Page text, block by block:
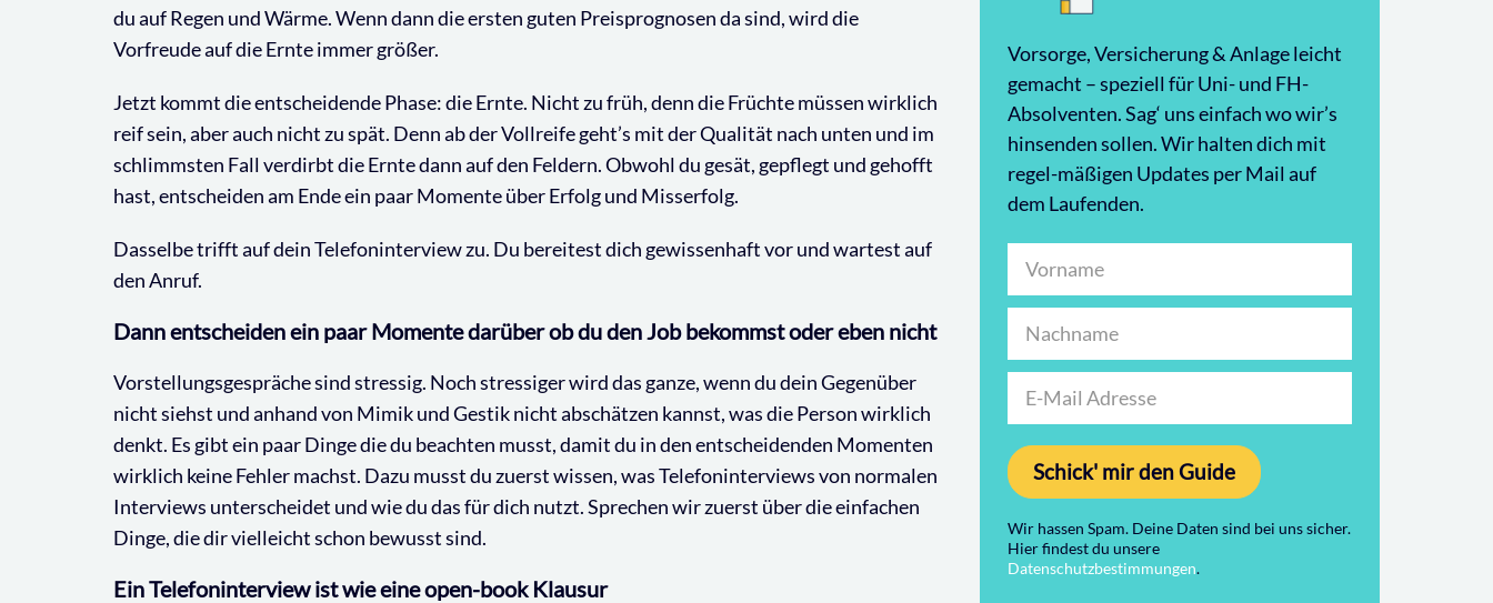
du auf Regen und Wärme. Wenn dann die ersten guten Preisprognosen da sind, wird die
Vorfreude auf die Ernte immer größer.
Jetzt kommt die entscheidende Phase: die Ernte. Nicht zu früh, denn die Früchte müssen wirklich
reif sein, aber auch nicht zu spät. Denn ab der Vollreife geht’s mit der Qualität nach unten und im
schlimmsten Fall verdirbt die Ernte dann auf den Feldern. Obwohl du gesät, gepflegt und gehofft
hast, entscheiden am Ende ein paar Momente über Erfolg und Misserfolg.
Dasselbe trifft auf dein Telefoninterview zu. Du bereitest dich gewissenhaft vor und wartest auf
den Anruf.
Dann entscheiden ein paar Momente darüber ob du den Job bekommst oder eben nicht
Vorstellungsgespräche sind stressig. Noch stressiger wird das ganze, wenn du dein Gegenüber
nicht siehst und anhand von Mimik und Gestik nicht abschätzen kannst, was die Person wirklich
denkt. Es gibt ein paar Dinge die du beachten musst, damit du in den entscheidenden Momenten
wirklich keine Fehler machst. Dazu musst du zuerst wissen, was Telefoninterviews von normalen
Interviews unterscheidet und wie du das für dich nutzt. Sprechen wir zuerst über die einfachen
Dinge, die dir vielleicht schon bewusst sind.
Ein Telefoninterview ist wie eine open-book Klausur
Vorsorge, Versicherung & Anlage leicht
gemacht – speziell für Uni- und FH-
Absolventen. Sag‘ uns einfach wo wir’s
hinsenden sollen. Wir halten dich mit
regel-mäßigen Updates per Mail auf
dem Laufenden.
Schick' mir den Guide
Wir hassen Spam. Deine Daten sind bei uns sicher.
Hier findest du unsere
Datenschutzbestimmungen.